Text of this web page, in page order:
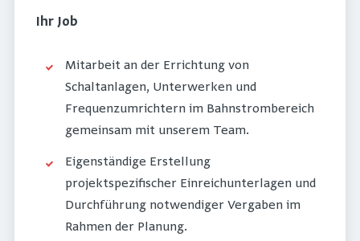
Ihr Job
Mitarbeit an der Errichtung von
Schaltanlagen, Unterwerken und
Frequenzumrichtern im Bahnstrombereich
gemeinsam mit unserem Team.
Eigenständige Erstellung
projektspezifischer Einreichunterlagen und
Durchführung notwendiger Vergaben im
Rahmen der Planung.